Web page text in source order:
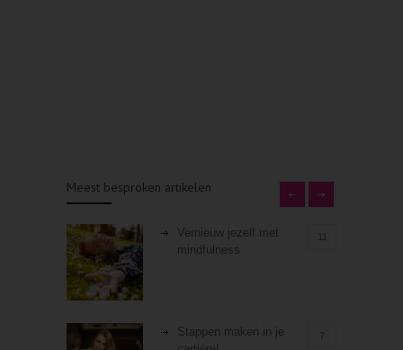
Meest besproken artikelen
Vernieuw jezelf met
mindfulness
Stappen maken in je
7